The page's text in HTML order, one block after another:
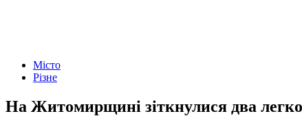
Місто
Різне
На Житомирщині зіткнулися два